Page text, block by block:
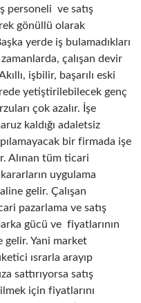
personeli ve satış
gönüllü olarak
yerde iş bulamadıkları
çalışan devir
işbilir, başarılı eski
yetiştirilebilecek genç
çok azalır. İşe
kaldığı adaletsiz
bir firmada işe
Alınan tüm ticari
uygulama
gelir. Çalışan
pazarlama ve satış
gücü ve fiyatlarının
Yani market
ısrarla arayıp
sattırıyorsa satış
için fiyatlarını